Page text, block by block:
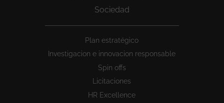
Sociedad
Plan estratégico
Investigacion e innovacion responsable
Spin offs
Licitaciones
HR Excellence